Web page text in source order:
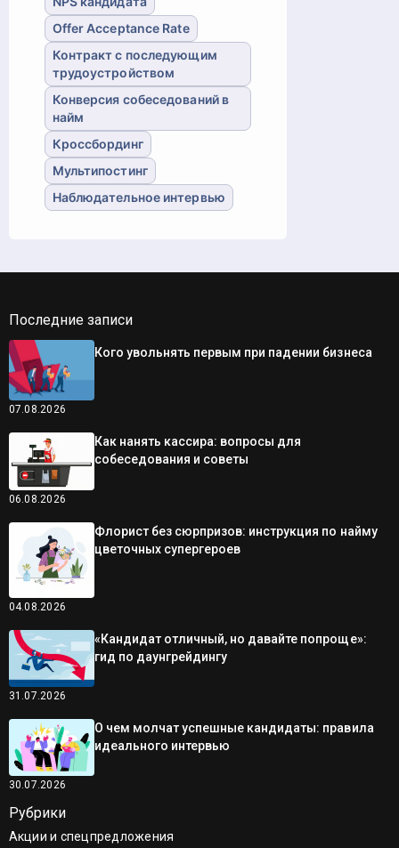
Offer Acceptance Rate
Контракт с последующим
трудоустройством
Конверсия собеседований в
найм
Кроссбординг
Мультипостинг
Наблюдательное интервью
Последние записи
07.08.2026
Кого увольнять первым при падении бизнеса
06.08.2026
Как нанять кассира: вопросы для
собеседования и советы
04.08.2026
Флорист без сюрпризов: инструкция по найму
цветочных супергероев
31.07.2026
«Кандидат отличный, но давайте попроще»:
гид по даунгрейдингу
30.07.2026
О чем молчат успешные кандидаты: правила
идеального интервью
Рубрики
Акции и спецпредложения